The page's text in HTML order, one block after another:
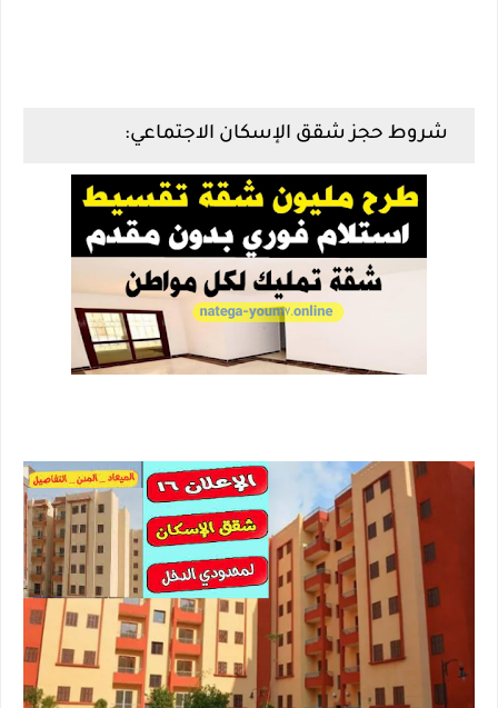
شروط حجز شقق الإسكان الاجتماعي: